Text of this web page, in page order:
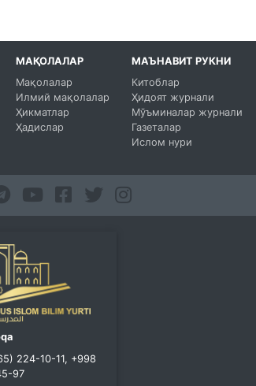
МАҚОЛАЛАР
Мақолалар
Илмий мақолалар
Ҳикматлар
Ҳадислар
МАЪНАВИТ РУКНИ
Китоблар
Ҳидоят журнали
Мўъминалар журнали
Газеталар
Ислом нури
224-10-11, +998
97